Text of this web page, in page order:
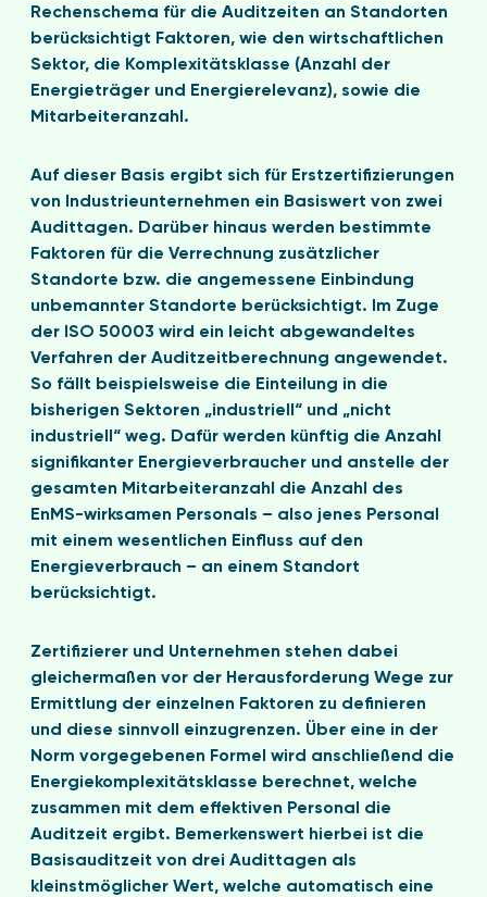
Rechenschema für die Auditzeiten an Standorten
berücksichtigt Faktoren, wie den wirtschaftlichen
Sektor, die Komplexitätsklasse (Anzahl der
Energieträger und Energierelevanz), sowie die
Mitarbeiteranzahl.
Auf dieser Basis ergibt sich für Erstzertifizierungen
von Industrieunternehmen ein Basiswert von zwei
Audittagen. Darüber hinaus werden bestimmte
Faktoren für die Verrechnung zusätzlicher
Standorte bzw. die angemessene Einbindung
unbemannter Standorte berücksichtigt. Im Zuge
der ISO 50003 wird ein leicht abgewandeltes
Verfahren der Auditzeitberechnung angewendet.
So fällt beispielsweise die Einteilung in die
bisherigen Sektoren „industriell“ und „nicht
industriell“ weg. Dafür werden künftig die Anzahl
signifikanter Energieverbraucher und anstelle der
gesamten Mitarbeiteranzahl die Anzahl des
EnMS-wirksamen Personals – also jenes Personal
mit einem wesentlichen Einfluss auf den
Energieverbrauch – an einem Standort
berücksichtigt.
Zertifizierer und Unternehmen stehen dabei
gleichermaßen vor der Herausforderung Wege zur
Ermittlung der einzelnen Faktoren zu definieren
und diese sinnvoll einzugrenzen. Über eine in der
Norm vorgegebenen Formel wird anschließend die
Energiekomplexitätsklasse berechnet, welche
zusammen mit dem effektiven Personal die
Auditzeit ergibt. Bemerkenswert hierbei ist die
Basisauditzeit von drei Audittagen als
kleinstmöglicher Wert, welche automatisch eine